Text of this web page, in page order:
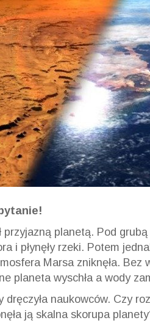
przyjazną planetą. Pod
i płynęły rzeki. Potem
Marsa zniknęła. Bez
planeta wyschła a wody
naukowców. Czy
ją skalna skorupa